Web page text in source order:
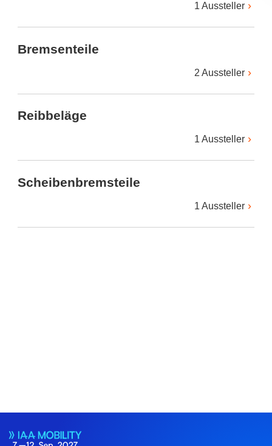
1 Aussteller
Bremsenteile
2 Aussteller
Reibbeläge
1 Aussteller
Scheibenbremsteile
1 Aussteller